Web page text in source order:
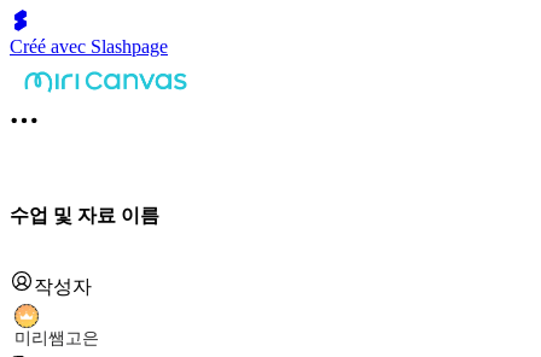
Créé avec Slashpage
수업 및 자료 이름
작성자
미리쌤고은